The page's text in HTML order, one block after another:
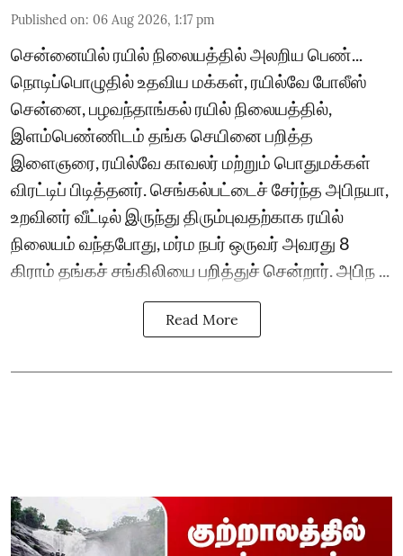
Published on: 06 Aug 2026, 1:17 pm
சென்னையில் ரயில் நிலையத்தில் அலறிய பெண்...
நொடிப்பொழுதில் உதவிய மக்கள், ரயில்வே போலீஸ்
சென்னை, பழவந்தாங்கல் ரயில் நிலையத்தில்,
இளம்பெண்ணிடம் தங்க செயினை பறித்த
இளைஞரை, ரயில்வே காவலர் மற்றும் பொதுமக்கள்
விரட்டிப் பிடித்தனர். செங்கல்பட்டைச் சேர்ந்த அபிநயா,
உறவினர் வீட்டில் இருந்து திரும்புவதற்காக ரயில்
நிலையம் வந்தபோது, மர்ம நபர் ஒருவர் அவரது 8
கிராம் தங்கச் சங்கிலியை பறித்துச் சென்றார். அபிந ...
Read More